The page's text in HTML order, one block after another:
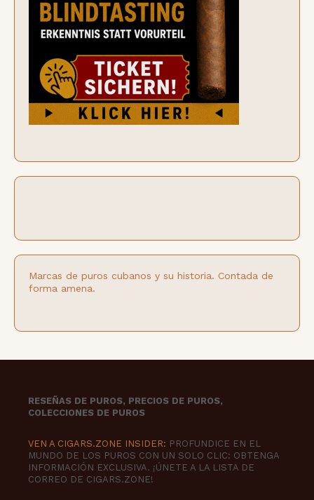
Marcas de puros cubanos y su historia. Contada de
forma amena.
RESEÑAS DE PUROS, PRECIOS DE PUROS,
COLECCIONES DE PUROS
VEN A CIGARS.ZONE INSIDER: PROFUNDICE EN EL
MUNDO DE LOS PUROS CON UN SOLO CLIC: OBTENGA
INFORMACIÓN EXCLUSIVA. ¡ÚNETE A LA LISTA DE
CORREO DE CIGARS.ZONE!